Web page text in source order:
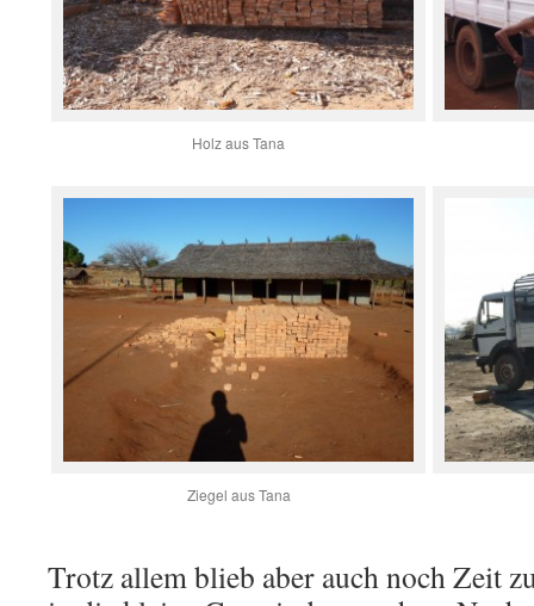
Holz aus Tana
Ziegel aus Tana
Trotz allem blieb aber auch noch Zeit